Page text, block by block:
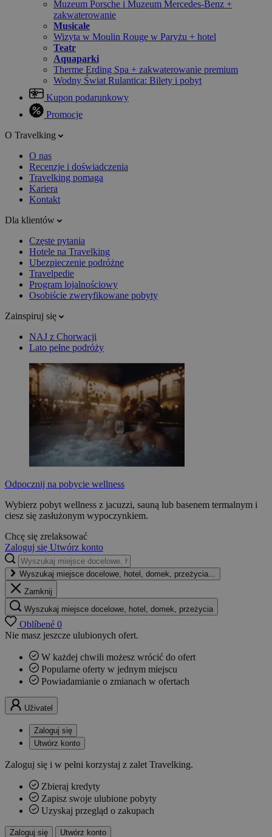
Muzeum Porsche i Muzeum Mercedes-Benz +
zakwaterowanie
Musicale
Wizyta w Moulin Rouge w Paryżu + hotel
Teatr
Aquaparki
Therme Erding Spa + zakwaterowanie premium
Wodny Świat Rulantica: Bilety i pobyt
Kupon podarunkowy
Promocje
O Travelking
O nas
Recenzje i doświadczenia
Travelking pomaga
Kariera
Kontakt
Dla klientów
Częste pytania
Hotele na Travelking
Ubezpieczenie podróżne
Travelpedie
Program lojalnościowy
Osobiście zweryfikowane pobyty
Zainspiruj się
NAJ z Chorwacji
Lato pełne podróży
Odpocznij na pobycie wellness
Wybierz pobyt wellness z jacuzzi, sauną lub basenem termalnym i
ciesz się zasłużonym wypoczynkiem.
Chcę się zrelaksować
Zaloguj się Utwórz konto
Wyszukaj miejsce docelowe, hotel, domek, przeżycia...
Zamknij
Wyszukaj miejsce docelowe, hotel, domek, przeżycia
Oblíbené 0
Nie masz jeszcze ulubionych ofert.
W każdej chwili możesz wrócić do ofert
Popularne oferty w jednym miejscu
Powiadamianie o zmianach w ofertach
Uživatel
Zaloguj się
Utwórz konto
Zaloguj się i w pełni korzystaj z zalet Travelking.
Zbieraj kredyty
Zapisz swoje ulubione pobyty
Uzyskaj przegląd o zakupach
Zaloguj się Utwórz konto